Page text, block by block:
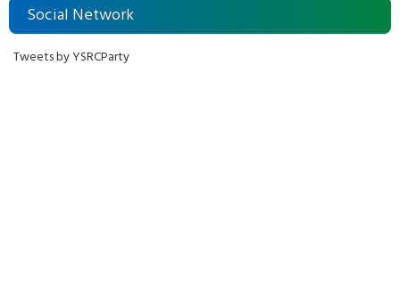
Social Network
Tweets by YSRCParty